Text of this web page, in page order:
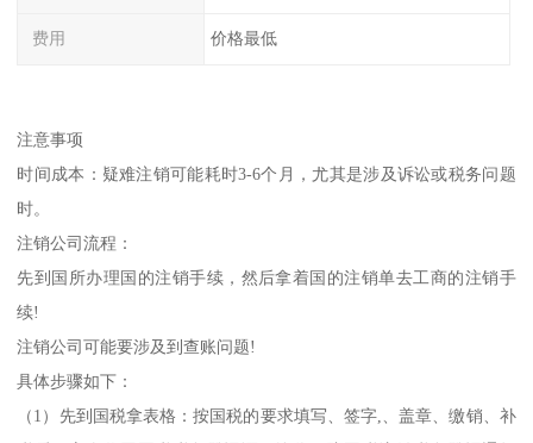
费用 价格最低
注意事项
时间成本：疑难注销可能耗时3-6个月，尤其是涉及诉讼或税务问题
时。
注销公司流程：
先到国所办理国的注销手续，然后拿着国的注销单去工商的注销手
续!
注销公司可能要涉及到查账问题!
具体步骤如下：
（1）先到国税拿表格：按国税的要求填写、签字,、盖章、缴销、补